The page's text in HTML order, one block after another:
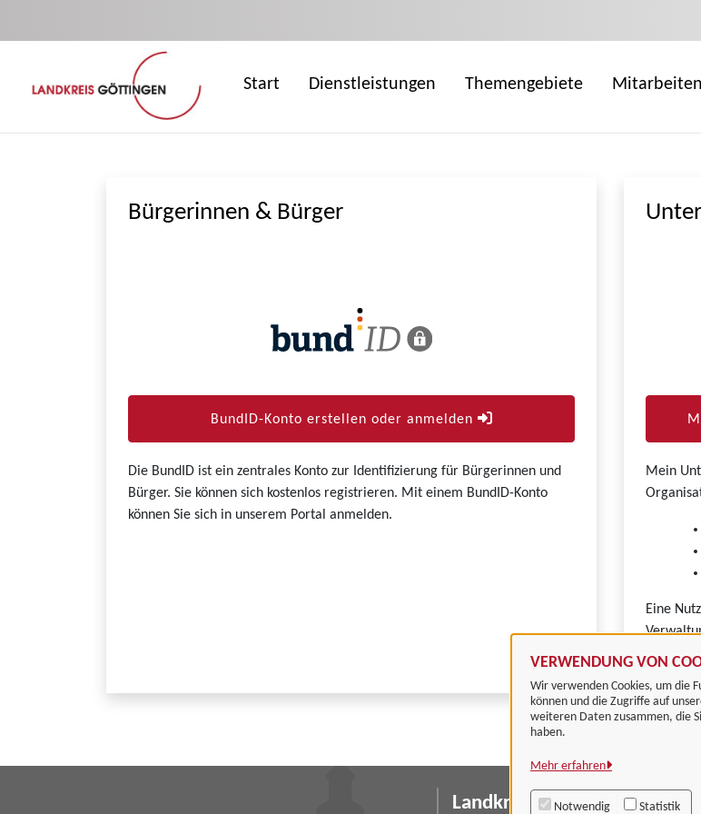
VERWENDUNG VON
Wir verwenden Cookies, um die
können und die Zugriffe auf
weiteren Daten zusammen, die
haben.
Mehr erfahren
Notwendig Statistik
Start Dienstleistungen Themengebiete
Bürgerinnen & Bürger
BundID-Konto erstellen oder anmelden
Die BundID ist ein zentrales Konto zur Identifizierung für Bürgerinnen und
Bürger. Sie können sich kostenlos registrieren. Mit einem BundID-Konto
können Sie sich in unserem Portal anmelden.
Mein
Eine
Landkreis Göttingen